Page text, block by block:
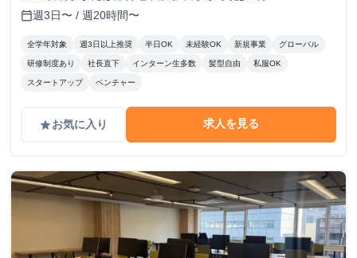
calendar_today週3日〜 / 週20時間〜
全学年対象 週3日以上推奨 半日OK 未経験OK 新規事業 グローバル
研修制度あり 社長直下 インターン生多数 髪型自由 私服OK
スタートアップ ベンチャー
gradeお気に入り 求人を見る